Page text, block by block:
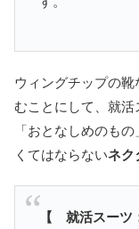
ウィングチップの
むことにして、就活
「おとなしめのも
くてはならないネク
【 就活スーツ